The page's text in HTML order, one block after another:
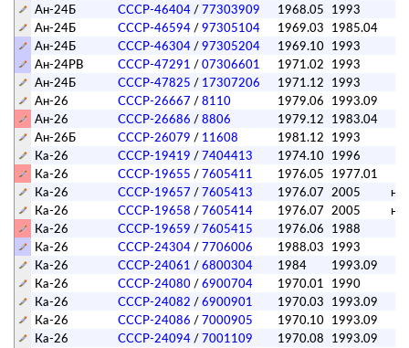
Ан-24Б
СССР-46404 /77303909 1968.05 1993
Ан-24Б
СССР-46594 /97305104 1969.03 1985.04
Ан-24Б
СССР-46304 /97305204 1969.10 1993
Ан-24РВ
СССР-47291 /07306601 1971.02 1993
Ан-24Б
СССР-47825 / 17307206 1971.12 1993
Ан-26
СССР-26667 /8110 1979.06 1993.09
Ан-26
СССР-26686 /8806 1979.12 1983.04
Ан-26Б
СССР-26079 / 11608 1981.12 1993
Ка-26
СССР-19419 /7404413 1974.10 1996
Ка-26
СССР-19655 /7605411 1976.05 1977.01
Ка-26
СССР-19657 /7605413 1976.07 2005
на
Ка-26
СССР-19658 /7605414 1976.07 2005
на
Ка-26
СССР-19659 /7605415 1976.06 1988
Ка-26
СССР-24304 /7706006 1988.03 1993
Ка-26
СССР-24061 /6800304 1984 1993.09
Ка-26
СССР-24080 /6900704 1970.01 1990
Ка-26
СССР-24082 /6900901 1970.03 1993.09
Ка-26
СССР-24086 /7000905 1970.10 1993.09
Ка-26
СССР-24094 /7001109 1970.08 1993.09